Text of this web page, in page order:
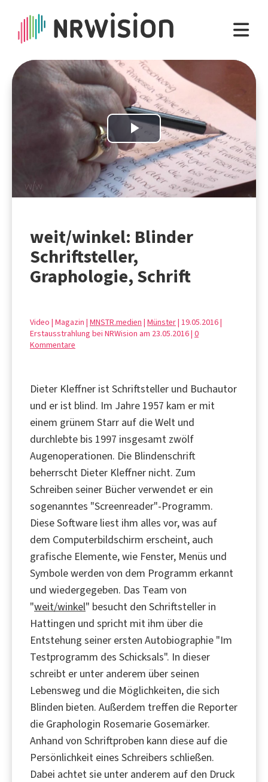
Play
Video
weit/winkel: Blinder
Schriftsteller,
Graphologie, Schrift
Video | Magazin | MNSTR.medien | Münster| 19.05.2016 |
Erstausstrahlung bei NRWision am 23.05.2016 | 0
Kommentare
Dieter Kleffner ist Schriftsteller und Buchautor
und er ist blind. Im Jahre 1957 kam er mit
einem grünem Starr auf die Welt und
durchlebte bis 1997 insgesamt zwölf
Augenoperationen. Die Blindenschrift
beherrscht Dieter Kleffner nicht. Zum
Schreiben seiner Bücher verwendet er ein
sogenanntes "Screenreader"-Programm.
Diese Software liest ihm alles vor, was auf
dem Computerbildschirm erscheint, auch
grafische Elemente, wie Fenster, Menüs und
Symbole werden von dem Programm erkannt
und wiedergegeben. Das Team von
"weit/winkel" besucht den Schriftsteller in
Hattingen und spricht mit ihm über die
Entstehung seiner ersten Autobiographie "Im
Testprogramm des Schicksals". In dieser
schreibt er unter anderem über seinen
Lebensweg und die Möglichkeiten, die sich
Blinden bieten. Außerdem treffen die Reporter
die Graphologin Rosemarie Gosemärker.
Anhand von Schriftproben kann diese auf die
Persönlichkeit eines Schreibers schließen.
Dabei achtet sie unter anderem auf den Druck